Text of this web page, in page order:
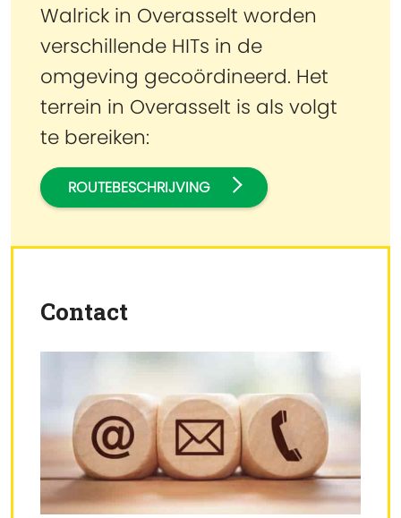
Walrick in Overasselt worden
verschillende HITs in de
omgeving gecoördineerd. Het
terrein in Overasselt is als volgt
te bereiken:
ROUTEBESCHRIJVING
Contact